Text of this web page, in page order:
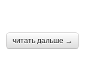
читать дальше →